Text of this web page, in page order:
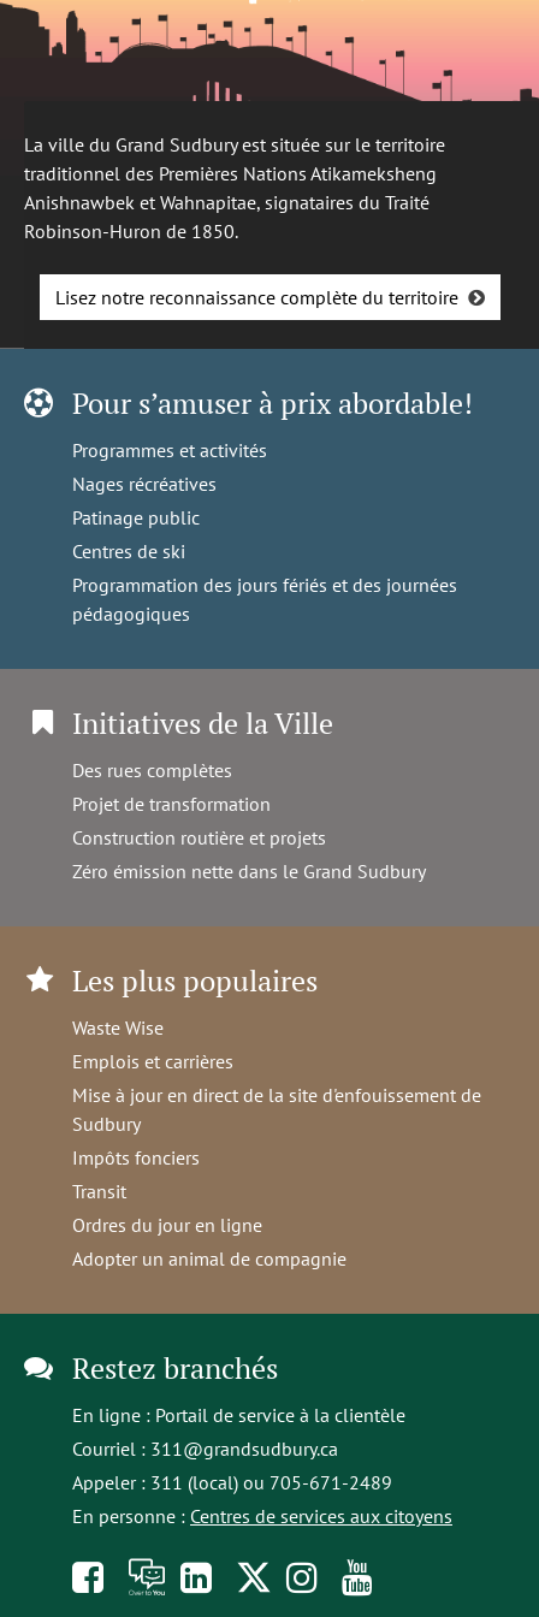
La ville du Grand Sudbury est située sur le territoire
traditionnel des Premières Nations Atikameksheng
Anishnawbek et Wahnapitae, signataires du Traité
Robinson-Huron de 1850.
Lisez notre reconnaissance complète du territoire
Pour s’amuser à prix abordable!
Programmes et activités
Nages récréatives
Patinage public
Centres de ski
Programmation des jours fériés et des journées
pédagogiques
Initiatives de la Ville
Des rues complètes
Projet de transformation
Construction routière et projets
Zéro émission nette dans le Grand Sudbury
Les plus populaires
Waste Wise
Emplois et carrières
Mise à jour en direct de la site d'enfouissement de
Sudbury
Impôts fonciers
Transit
Ordres du jour en ligne
Adopter un animal de compagnie
Restez branchés
En ligne : Portail de service à la clientèle
Courriel : 311@grandsudbury.ca
Appeler : 311 (local) ou 705-671-2489
En personne : Centres de services aux citoyens
Like À
opensFollowFollow